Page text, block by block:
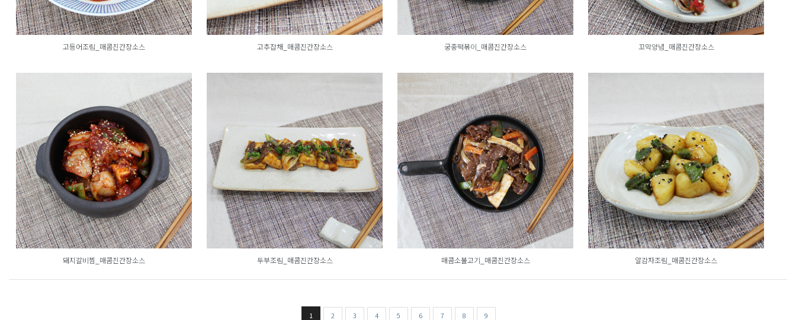
고등어조림_매콤진간장소스 고추잡채_매콤진간장소스 궁중떡볶이_매콤진간장소스 꼬막양념_매콤진간장소스
돼지갈비찜_매콤진간장소스 두부조림_매콤진간장소스 매콤소불고기_매콤진간장소스 알감자조림_매콤진간장소스
1 2 3 4 5 6 7 8 9